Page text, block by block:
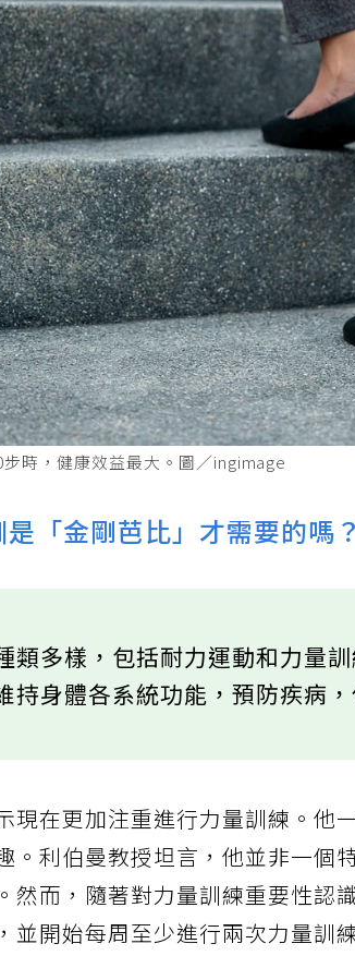
步時，健康效益最大。圖／ingimage
「金剛芭比」才需要的嗎？
類多樣，包括耐力運動和力量
持身體各系統功能，預防疾病，
現在更加注重進行力量訓練。他
。利伯曼教授坦言，他並非一個
然而，隨著對力量訓練重要性認
並開始每周至少進行兩次力量訓